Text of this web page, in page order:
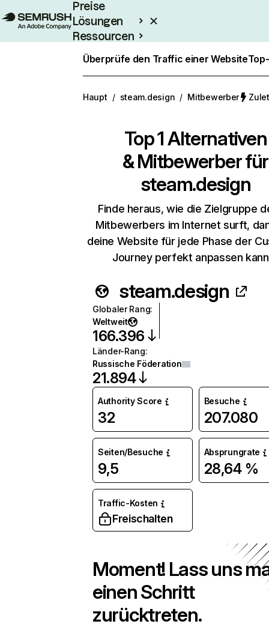
Preise
Lösungen
Ressourcen
Enterprise
Überprüfe den Traffic einer Website
Haupt / steam.design / Mitbewerber
Top 1 Alternativen
& Mitbewerber für
steam.design
Finde heraus, wie die Zielgruppe
Mitbewerbers im Internet surft,
deine Website für jede Phase der
Journey perfekt anpassen
steam.design
Globaler Rang:
Weltweit
166.396
Länder-Rang:
Russische Föderation
21.894
Authority Score
32
Besuche
207.080
Seiten/Besuche
9,5
Absprungrate
28,64 %
Traffic-Kosten
Freischalten
Moment! Lass uns
einen Schritt
zurücktreten.